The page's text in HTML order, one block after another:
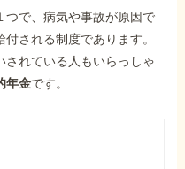
つで、病気や事故が原因で
される制度であります。
されている人もいらっしゃ
年金です。